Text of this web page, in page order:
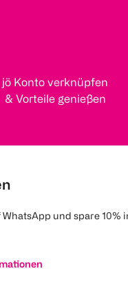
jö Konto verknüpfen
& Vorteile genießen
und spare 10%